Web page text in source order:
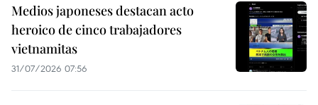
Medios japoneses destacan acto
heroico de cinco trabajadores
vietnamitas
31/07/2026 07:56